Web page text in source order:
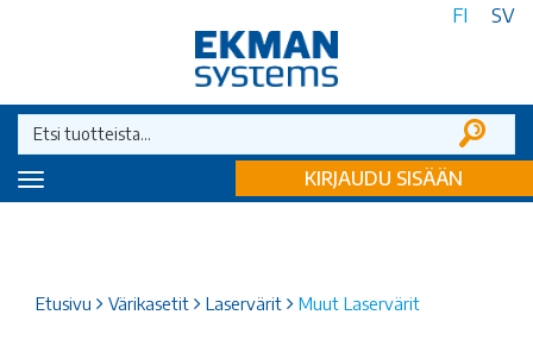
FI SV
Toggle
KIRJAUDU SISÄÄN
Etusivu Värikasetit Laservärit Muut Laservärit